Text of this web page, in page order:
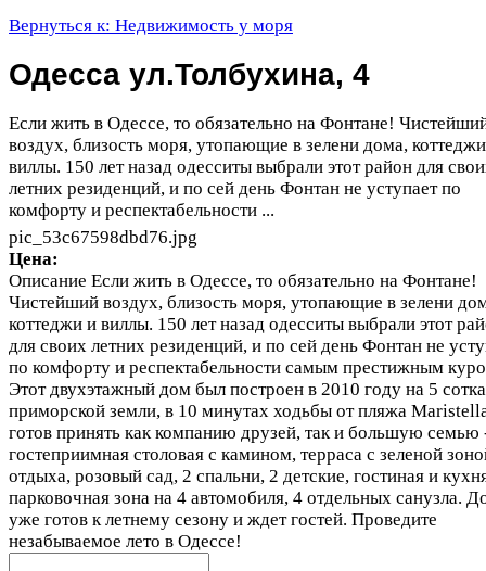
Вернуться к: Недвижимость у моря
Одесса ул.Толбухина, 4
Если жить в Одессе, то обязательно на Фонтане!
воздух, близость моря, утопающие в зелени дома,
виллы. 150 лет назад одесситы выбрали этот район для
летних резиденций, и по сей день Фонтан не уступает по
комфорту и респектабельности ...
pic_53c67598dbd76.jpg
Цена:
Описание Если жить в Одессе, то обязательно на Фонтане!
Чистейший воздух, близость моря, утопающие в зелени
коттеджи и виллы. 150 лет назад одесситы выбрали этот
для своих летних резиденций, и по сей день Фонтан не
по комфорту и респектабельности самым престижным
Этот двухэтажный дом был построен в 2010 году на 5
приморской земли, в 10 минутах ходьбы от пляжа
готов принять как компанию друзей, так и большую семью
гостеприимная столовая с камином, терраса с зеленой
отдыха, розовый сад, 2 спальни, 2 детские, гостиная и
парковочная зона на 4 автомобиля, 4 отдельных санузла.
уже готов к летнему сезону и ждет гостей. Проведите
незабываемое лето в Одессе!